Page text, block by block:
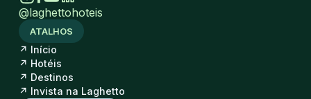
@laghettohoteis
ATALHOS
↗ Início
↗ Hotéis
↗ Destinos
↗ Invista na Laghetto